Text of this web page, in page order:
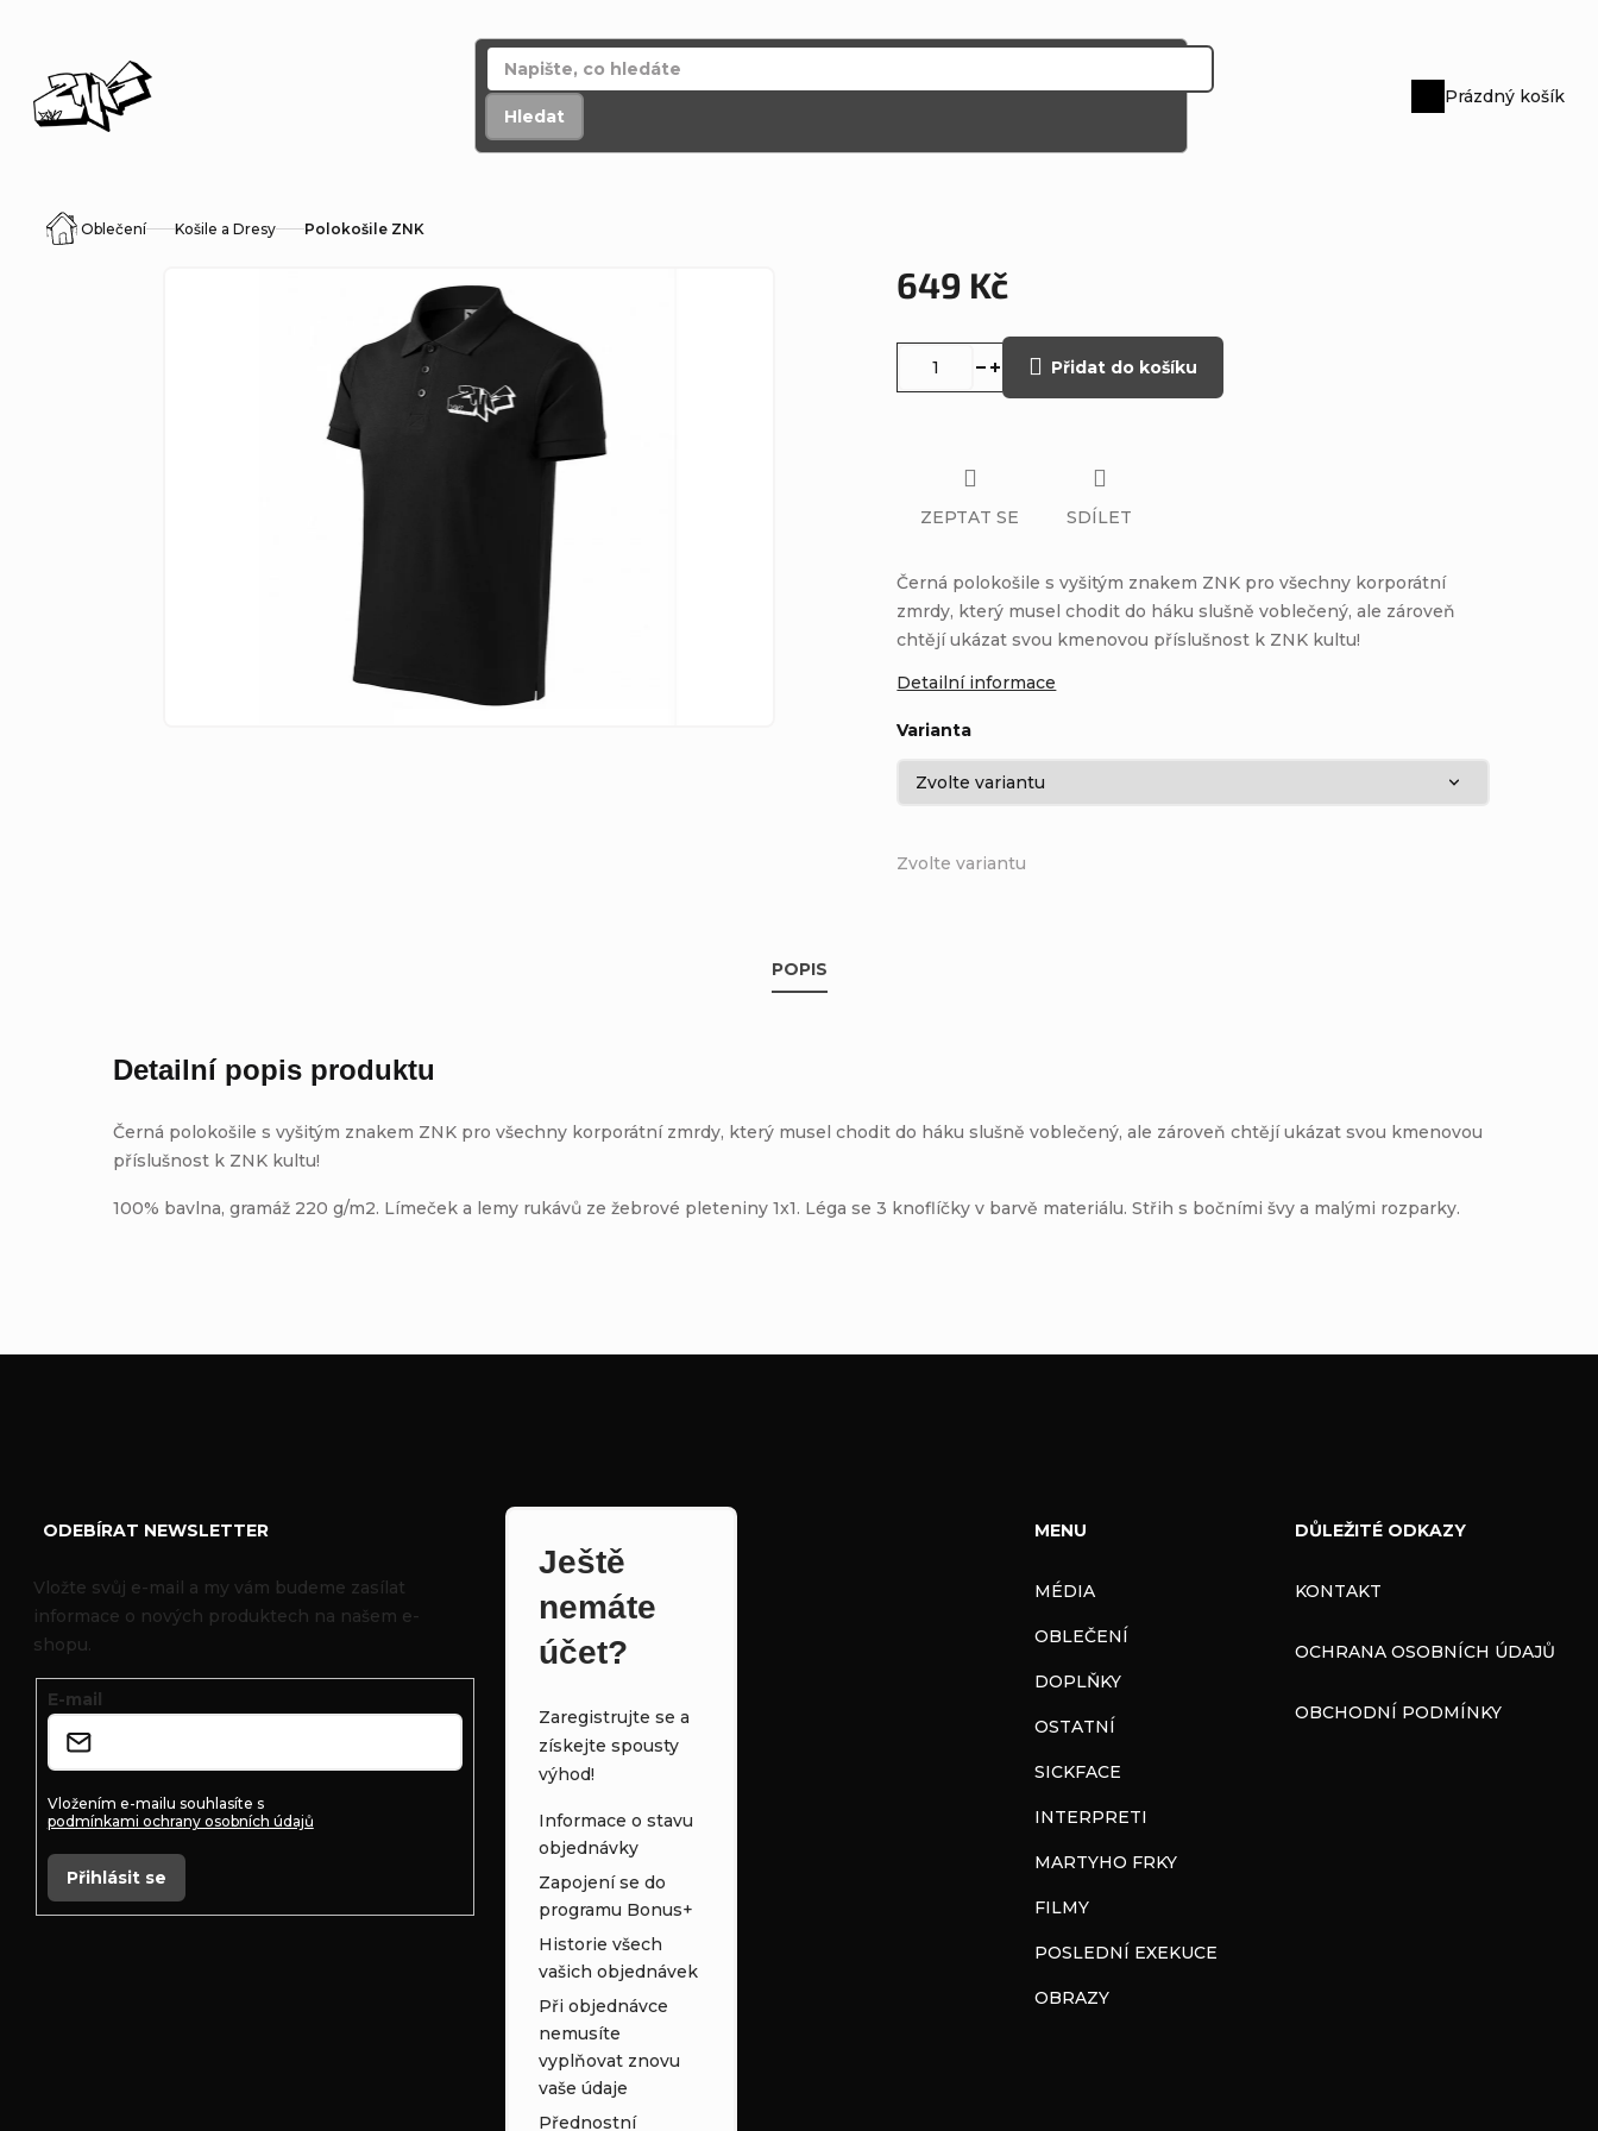
obsah
Hledat
Nákupní
Prázdný košík
Domů
Oblečení Košile a Dresy Polokošile ZNK
649 Kč
Zvolte variantu
Varianta
Přidat do košíku
Černá polokošile s vyšitým znakem ZNK pro všechny korporátní
zmrdy, který musel chodit do háku slušně voblečený, ale zároveň
chtějí ukázat svou kmenovou příslušnost k ZNK kultu!
Detailní informace
ZEPTAT SE SDÍLET
POPIS
Detailní popis produktu
Černá polokošile s vyšitým znakem ZNK pro všechny korporátní zmrdy, který musel chodit do háku slušně voblečený, ale zároveň chtějí ukázat svou kmenovou
příslušnost k ZNK kultu!
100% bavlna, gramáž 220 g/m2. Límeček a lemy rukávů ze žebrové pleteniny 1x1. Léga se 3 knoflíčky v barvě materiálu. Střih s bočními švy a malými rozparky.
ODEBÍRAT NEWSLETTER
Vložte svůj e-mail a my vám budeme zasílat
informace o nových produktech na našem e-
shopu.
E-mail
Vložením e-mailu souhlasíte s
podmínkami ochrany osobních údajů
Přihlásit se
Ještě
nemáte
účet?
Zaregistrujte se a
získejte spousty
výhod!
Informace o stavu
objednávky
Zapojení se do
programu Bonus+
Historie všech
vašich objednávek
Při objednávce
nemusíte
vyplňovat znovu
vaše údaje
Přednostní
MENU
MÉDIA
OBLEČENÍ
DOPLŇKY
OSTATNÍ
SICKFACE
INTERPRETI
MARTYHO FRKY
FILMY
POSLEDNÍ EXEKUCE
OBRAZY
DŮLEŽITÉ ODKAZY
KONTAKT
OCHRANA OSOBNÍCH ÚDAJŮ
OBCHODNÍ PODMÍNKY